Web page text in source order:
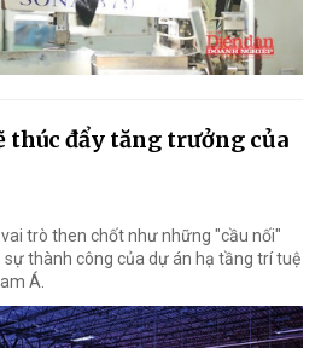
thúc đẩy tăng trưởng của
trò then chốt như những "cầu nối"
sự thành công của dự án hạ tầng trí tuệ
Á.